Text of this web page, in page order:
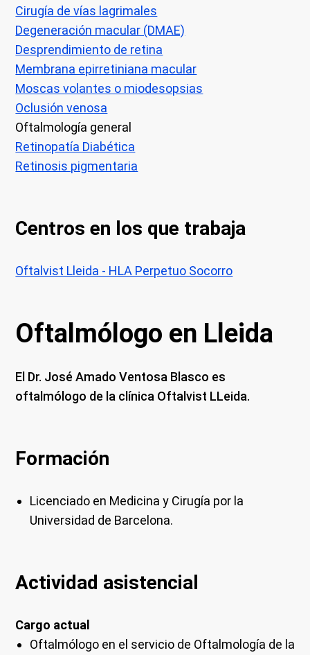
Cirugía de vías lagrimales
Degeneración macular (DMAE)
Desprendimiento de retina
Membrana epirretiniana macular
Moscas volantes o miodesopsias
Oclusión venosa
Oftalmología general
Retinopatía Diabética
Retinosis pigmentaria
Centros en los que trabaja
Oftalvist Lleida - HLA Perpetuo Socorro
Oftalmólogo en Lleida
El Dr. José Amado Ventosa Blasco es
oftalmólogo de la clínica Oftalvist LLeida.
Formación
Licenciado en Medicina y Cirugía por la
Universidad de Barcelona.
Actividad asistencial
Cargo actual
Oftalmólogo en el servicio de Oftalmología de la